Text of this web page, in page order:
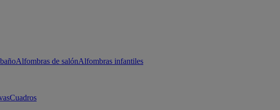
Alfombras de salónAlfombras infantiles
Cuadros